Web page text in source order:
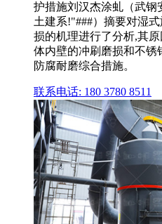
护措施刘汉杰涂虬（武钢
土建系!"###）摘要对湿
损的机理进行了分析,其
体内壁的冲刷磨损和不锈
防腐耐磨综合措施。
联系电话: 180 3780 8511